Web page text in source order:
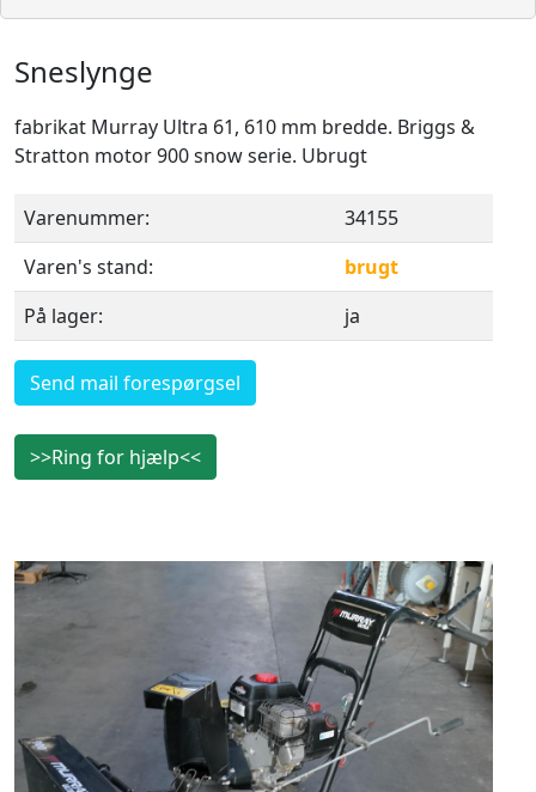
Sneslynge
fabrikat Murray Ultra 61, 610 mm bredde. Briggs &
Stratton motor 900 snow serie. Ubrugt
Varenummer:
34155
Varen's stand:
brugt
På lager:
ja
Send mail forespørgsel
>>Ring for hjælp<<